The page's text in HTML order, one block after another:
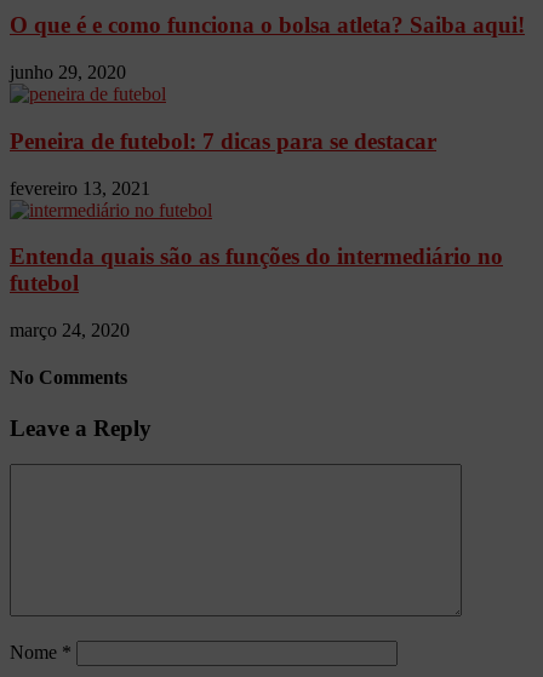
O que é e como funciona o bolsa atleta? Saiba aqui!
junho 29, 2020
Peneira de futebol: 7 dicas para se destacar
fevereiro 13, 2021
Entenda quais são as funções do intermediário no
futebol
março 24, 2020
No Comments
Leave a Reply
Nome *